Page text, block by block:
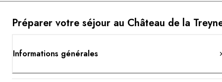
Préparer votre séjour au Château de la
Informations générales